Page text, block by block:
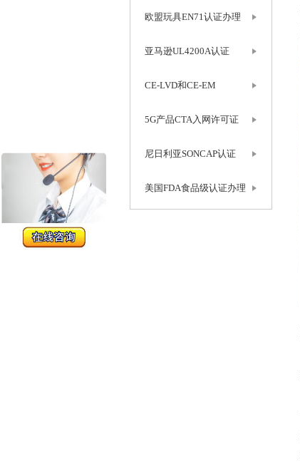
欧盟玩具EN71认证办理
亚马逊UL4200A认证
CE-LVD和CE-EM
5G产品CTA入网许可证
尼日利亚SONCAP认证
美国FDA食品级认证办理